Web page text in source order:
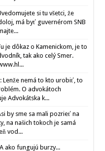
si tu všetci, že
má byť guvernérom SNB
je dôkaz o Kamenickom, je to
tak ako celý Smer.
Lenže nemá to kto urobiť, to
O advokátoch
Advokátska k...
by sme sa mali pozrieť na
na našich tokoch je samá
vod...
ako fungujú burzy...